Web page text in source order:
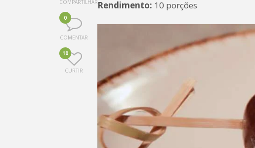
COMPARTILHAR
0
COMENTAR
10
CURTIR
Rendimento: 10 porções